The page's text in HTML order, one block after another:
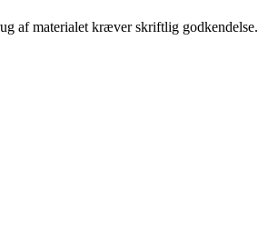
af materialet kræver skriftlig godkendelse.